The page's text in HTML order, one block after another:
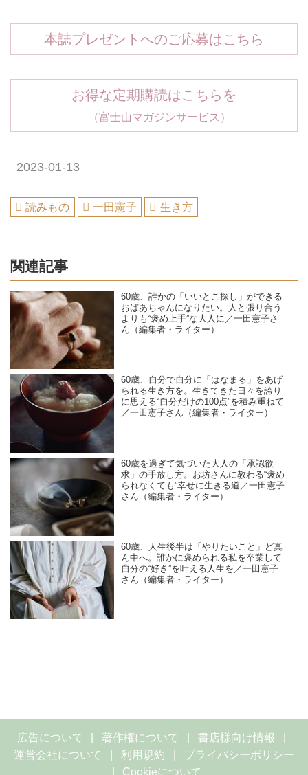
本誌プレゼントへのご応募はこちら
お得な定期購読はこちらを
（富士山マガジンサービス）
2023-01-13
読みもの 一田憲子 生き方
関連記事
60歳、誰かの「いいとこ探し」ができる
おばあちゃんになりたい。人と張り合う
よりも“褒め上手”な大人に／一田憲子さ
ん（編集者・ライター）
60歳、自分で自分に「はなまる」をあげ
られる生き方を。生きてきた日々を誇り
に思える“自分だけの100点”を積み重ねて
／一田憲子さん（編集者・ライター）
60歳を過ぎて気づいた大人の「承認欲
求」の手放し方。お坊さんに教わる“褒め
られなくても”幸せに生きる道／一田憲子
さん（編集者・ライター）
60歳、人生後半は「やりたいこと」ど真
ん中へ。誰かに褒められる私を卒業して
自分の“好き”を叶える人生を／一田憲子
さん（編集者・ライター）
広告について 著作権について
書店様向け情報
運営会社について
利用規約
プライバシーポリシー
Cookieについて